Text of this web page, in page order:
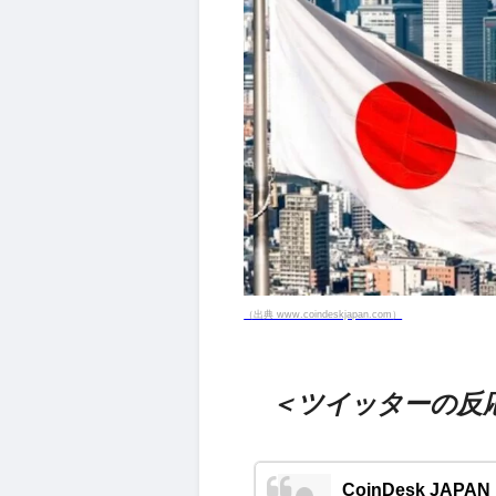
（出典 www.coindeskjapan.com）
＜ツイッターの反
CoinDesk JAPAN